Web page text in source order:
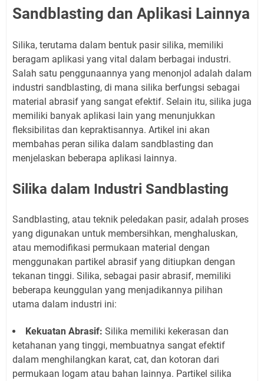
Sandblasting dan Aplikasi Lainnya
Silika, terutama dalam bentuk pasir silika, memiliki
beragam aplikasi yang vital dalam berbagai industri.
Salah satu penggunaannya yang menonjol adalah dalam
industri sandblasting, di mana silika berfungsi sebagai
material abrasif yang sangat efektif. Selain itu, silika juga
memiliki banyak aplikasi lain yang menunjukkan
fleksibilitas dan kepraktisannya. Artikel ini akan
membahas peran silika dalam sandblasting dan
menjelaskan beberapa aplikasi lainnya.
Silika dalam Industri Sandblasting
Sandblasting, atau teknik peledakan pasir, adalah proses
yang digunakan untuk membersihkan, menghaluskan,
atau memodifikasi permukaan material dengan
menggunakan partikel abrasif yang ditiupkan dengan
tekanan tinggi. Silika, sebagai pasir abrasif, memiliki
beberapa keunggulan yang menjadikannya pilihan
utama dalam industri ini:
Kekuatan Abrasif: Silika memiliki kekerasan dan
ketahanan yang tinggi, membuatnya sangat efektif
dalam menghilangkan karat, cat, dan kotoran dari
permukaan logam atau bahan lainnya. Partikel silika